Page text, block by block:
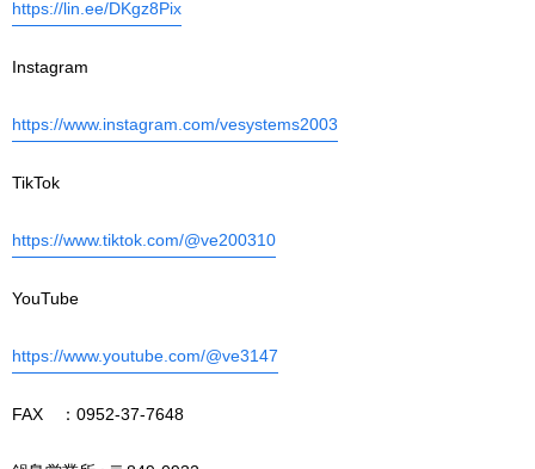
https://lin.ee/DKgz8Pix
Instagram
https://www.instagram.com/vesystems2003
TikTok
https://www.tiktok.com/@ve200310
YouTube
https://www.youtube.com/@ve3147
FAX ：0952-37-7648